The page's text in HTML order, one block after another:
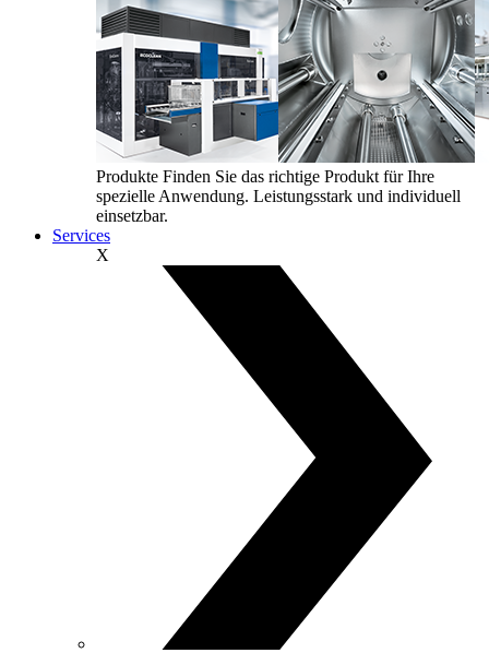
Produkte Finden Sie das richtige Produkt für Ihre
spezielle Anwendung. Leistungsstark und individuell
einsetzbar.
Services
X